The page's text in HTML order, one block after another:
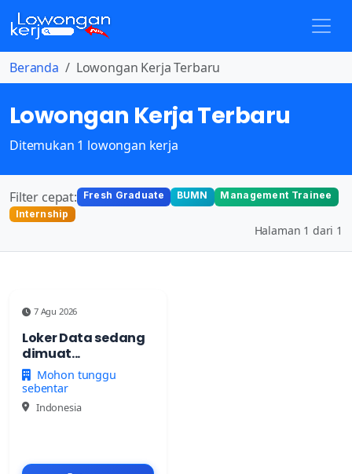
Beranda Lowongan Kerja Terbaru
Lowongan Kerja Terbaru
Ditemukan 1 lowongan kerja
Filter cepat: Fresh Graduate BUMN
Management Trainee
Internship
Halaman 1 dari 1
7 Agu 2026
Loker Data sedang
dimuat...
Mohon tunggu
sebentar
Indonesia